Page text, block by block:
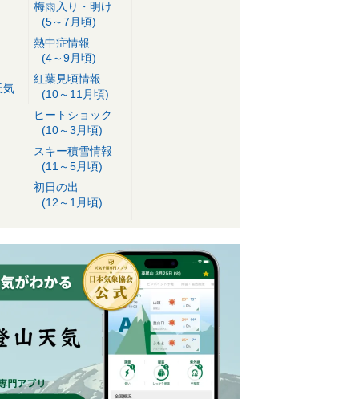
気
梅雨入り・明け
(5～7月頃)
熱中症情報
(4～9月頃)
紅葉見頃情報
(10～11月頃)
ヒートショック
(10～3月頃)
スキー積雪情報
(11～5月頃)
初日の出
(12～1月頃)